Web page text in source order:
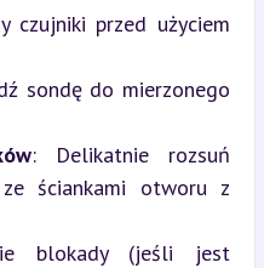
czujniki przed użyciem
sondę do mierzonego
: Delikatnie rozsuń
ściankami otworu z
blokady (jeśli jest